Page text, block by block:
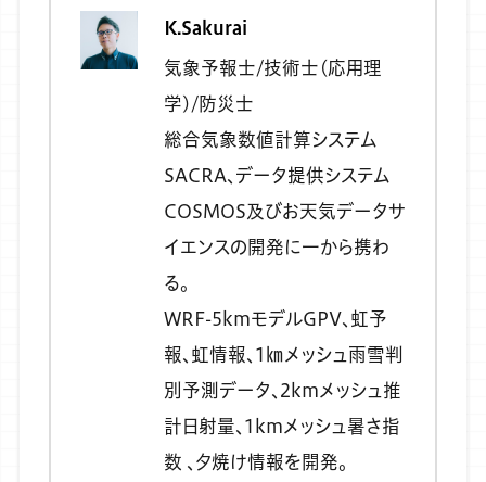
K.Sakurai
気象予報士/技術士(応用理
学)/防災士
総合気象数値計算システム
SACRA、データ提供システム
COSMOS及びお天気データサ
イエンスの開発に一から携わ
る。
WRF-5kmモデルGPV、虹予
報、虹情報、1㎞メッシュ雨雪判
別予測データ、2kmメッシュ推
計日射量、1kmメッシュ暑さ指
数 、夕焼け情報を開発。